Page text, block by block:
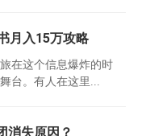
月入15万攻略
在这个信息爆炸的时
台。有人在这里...
消失原因？